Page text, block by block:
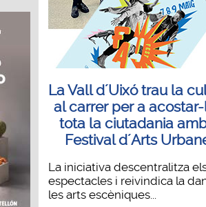
La Vall d´Uixó trau la
al carrer per a
tota la ciutadania
Festival d´Arts
La iniciativa descentralitza
espectacles i reivindica la
les arts escèniques...